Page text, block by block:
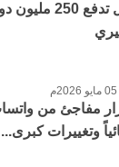
آبل تدفع
05 مايو 2026م
مفاجئ من
وتغييرات كبرى...